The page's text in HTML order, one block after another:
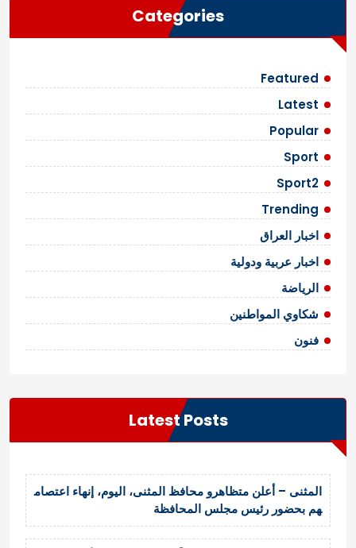
Categories
Featured
Latest
Popular
Sport
Sport2
Trending
اخبار العراق
اخبار عربية ودولية
الرياضة
شكاوي المواطنين
فنون
Latest Posts
المثنى – أعلن متظاهرو محافظ المثنى، اليوم، إنهاء اعتصام
هم بحضور رئيس مجلس المحافظة